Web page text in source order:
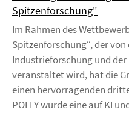
Spitzenforschung"
Im Rahmen des
Spitzenforschung“, der
Industrieforschung und
veranstaltet wird, hat die
einen hervorragenden
POLLY wurde eine auf KI